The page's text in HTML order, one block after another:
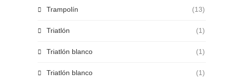
Trampolín (13)
Triatlón (1)
Triatlón blanco (1)
Triatlón blanco (1)